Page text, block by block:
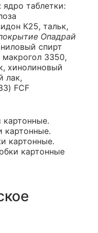
таблетки:
К25, тальк,
Опадрай
спирт
макрогол 3350,
хинолиновый
лак,
FCF
картонные.
картонные.
картонные.
картонные